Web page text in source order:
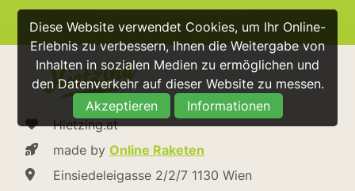
Diese Website verwendet Cookies, um Ihr Online-
Erlebnis zu verbessern, Ihnen die Weitergabe von
Inhalten in sozialen Medien zu ermöglichen und
den Datenverkehr auf dieser Website zu messen.
Akzeptieren
Informationen
Hietzing.at
made by Online Raketen
Einsiedeleigasse 2/2/7 1130 Wien